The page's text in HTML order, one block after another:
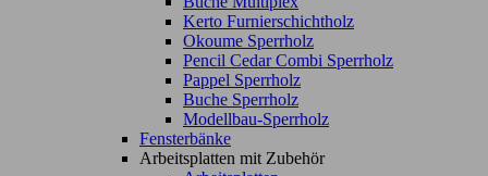
Kerto Furnierschichtholz
Okoume Sperrholz
Pencil Cedar Combi Sperrholz
Pappel Sperrholz
Buche Sperrholz
Modellbau-Sperrholz
Fensterbänke
Arbeitsplatten mit Zubehör